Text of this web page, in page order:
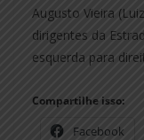
Augusto Vieira
dirigentes da
esquerda para
Compartilhe isso:
Facebook